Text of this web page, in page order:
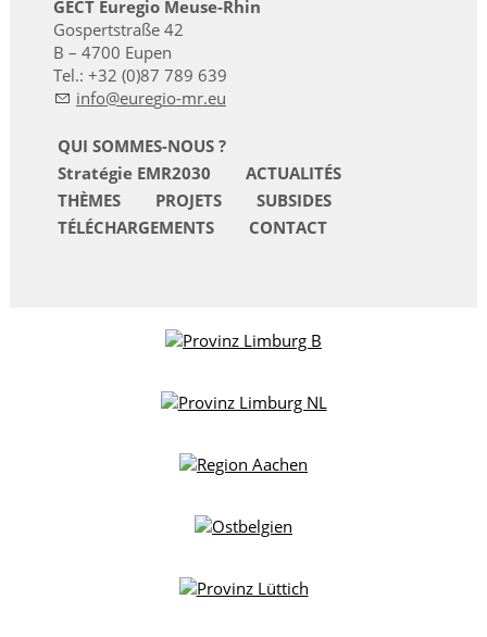
GECT Euregio Meuse-Rhin
Gospertstraße 42
B – 4700 Eupen
Tel.: +32 (0)87 789 639
nf
r g -mr
QUI SOMMES-NOUS ?
Stratégie EMR2030
ACTUALITÉS
THÈMES
PROJETS
SUBSIDES
TÉLÉCHARGEMENTS
CONTACT